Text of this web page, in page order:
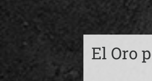
El Oro